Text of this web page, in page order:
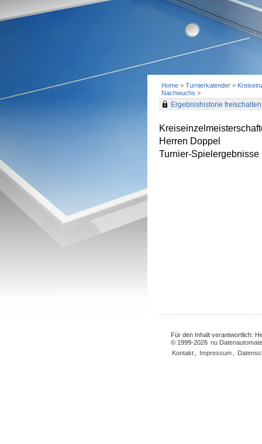
Home > Turnierkalender >
Nachwuchs >
Ergebnishistorie freischalten
Herren Doppel
Turnier-Spielergebnisse
Für den Inhalt verantwortlich:
© 1999-2026 nu
Kontakt
Impressum